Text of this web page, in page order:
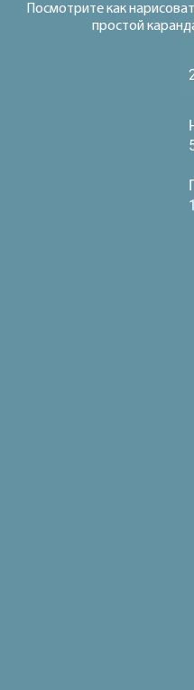
Посмотрите как
простой